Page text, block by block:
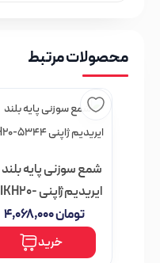
محصولات مرتبط
شمع سوزنی پایه بلند
ایریدیم ژاپنی IKH20-
5344
تومان۴,۰۶۸,۰۰۰
خرید